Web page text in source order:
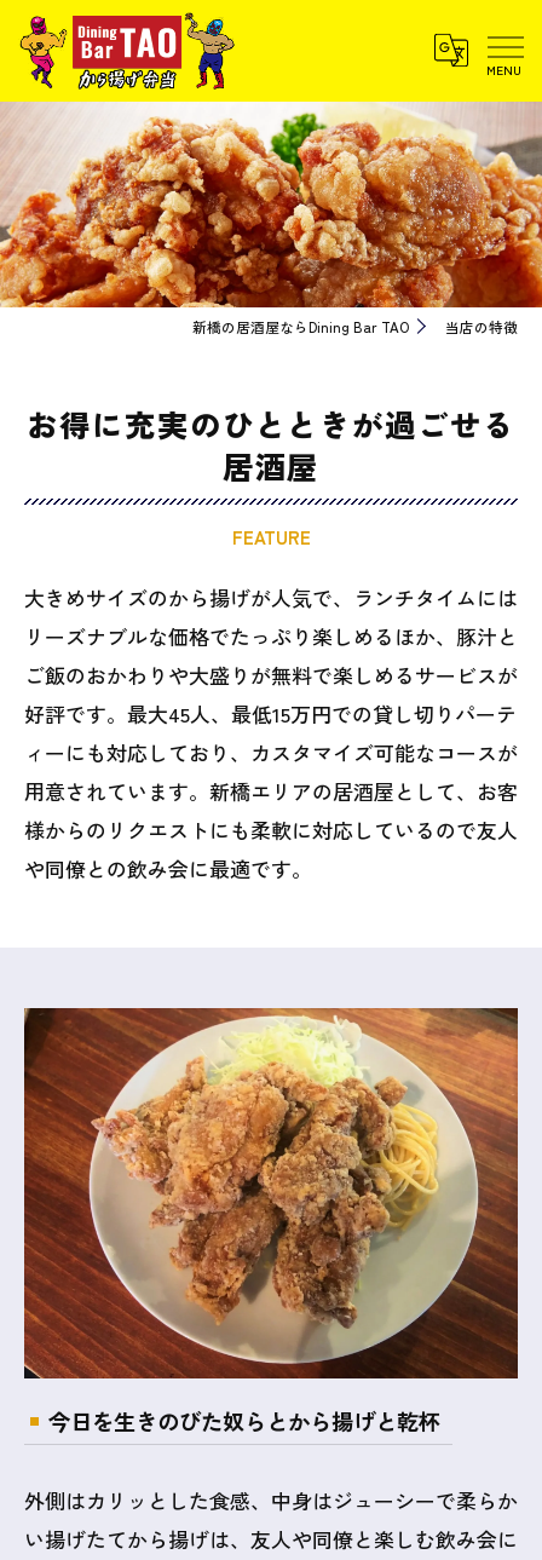
新橋の居酒屋ならDining Bar TAO 当店の特徴
お得に充実のひとときが過ごせる
居酒屋
FEATURE
大きめサイズのから揚げが人気で、ランチタイムには
リーズナブルな価格でたっぷり楽しめるほか、豚汁と
ご飯のおかわりや大盛りが無料で楽しめるサービスが
好評です。最大45人、最低15万円での貸し切りパーテ
ィーにも対応しており、カスタマイズ可能なコースが
用意されています。新橋エリアの居酒屋として、お客
様からのリクエストにも柔軟に対応しているので友人
や同僚との飲み会に最適です。
今日を生きのびた奴らとから揚げと乾杯
外側はカリッとした食感、中身はジューシーで柔らか
い揚げたてから揚げは、友人や同僚と楽しむ飲み会に